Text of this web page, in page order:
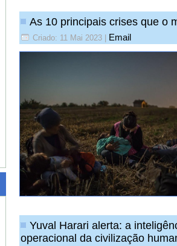
As 10 principais crises que o
Criado: 11 Mai 2023 Email
Yuval Harari alerta: a
operacional da civilização